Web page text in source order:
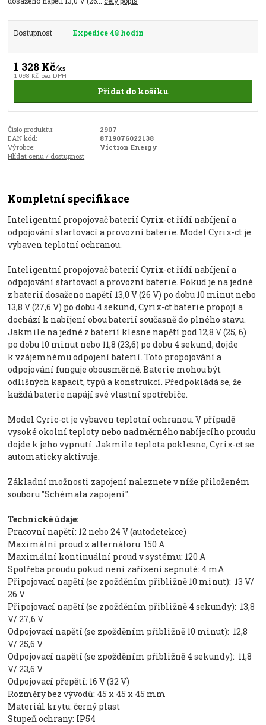
Dostupnost Expedice 48 hodin
1 328 Kč/ks
1 098 Kč bez DPH
Přidat do košíku
Číslo produktu:
2907
EAN kód:
8719076022138
Výrobce:
Victron Energy
Hlídat cenu / dostupnost
Kompletní specifikace
Inteligentní propojovač baterií Cyrix-ct řídí nabíjení a
odpojování startovací a provozní baterie. Model Cyrix-ct je
vybaven teplotní ochranou.
Inteligentní propojovač baterií Cyrix-ct řídí nabíjení a
odpojování startovací a provozní baterie. Pokud je na jedné
z baterií dosaženo napětí 13,0 V (26 V) po dobu 10 minut nebo
13,8 V (27,6 V) po dobu 4 sekund, Cyrix-ct baterie propojí a
dochází k nabíjení obou baterií současně do plného stavu.
Jakmile na jedné z baterií klesne napětí pod 12,8 V (25, 6)
po dobu 10 minut nebo 11,8 (23,6) po dobu 4 sekund, dojde
k vzájemnému odpojení baterií. Toto propojování a
odpojování funguje obousměrně. Baterie mohou být
odlišných kapacit, typů a konstrukcí. Předpokládá se, že
každá baterie napájí své vlastní spotřebiče.
Model Cyric-ct je vybaven teplotní ochranou. V případě
vysoké okolní teploty nebo nadměrného nabíjecího proudu
dojde k jeho vypnutí. Jakmile teplota poklesne, Cyrix-ct se
automaticky aktivuje.
Základní možnosti zapojení naleznete v níže přiloženém
souboru "Schémata zapojení".
Technické údaje:
Pracovní napětí: 12 nebo 24 V (autodetekce)
Maximální proud z alternátoru: 150 A
Maximální kontinuální proud v systému: 120 A
Spotřeba proudu pokud není zařízení sepnuté: 4 mA
Připojovací napětí (se zpožděním přibližně 10 minut): 13 V/
26 V
Připojovací napětí (se zpožděním přibližně 4 sekundy): 13,8
V/ 27,6 V
Odpojovací napětí (se zpožděním přibližně 10 minut): 12,8
V/ 25,6 V
Odpojovací napětí (se zpožděním přibližně 4 sekundy): 11,8
V/ 23,6 V
Odpojovací přepětí: 16 V (32 V)
Rozměry bez vývodů: 45 x 45 x 45 mm
Materiál krytu: černý plast
Stupeň ochrany: IP54